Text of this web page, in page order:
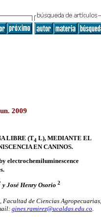
2009
LIBRE (T4 L), MEDIANTE EL
EN CANINOS.
electrochemiluminescence
y José Henry Osorio 2
de Ciencias Agropecuarias,
gines.ramirez@ucaldas.edu.co